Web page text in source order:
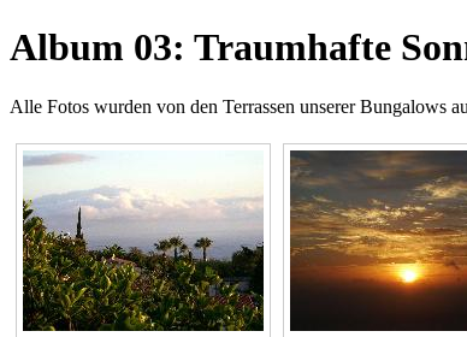
Album 03: Traumhafte
Alle Fotos wurden von den Terrassen unserer Bungalows